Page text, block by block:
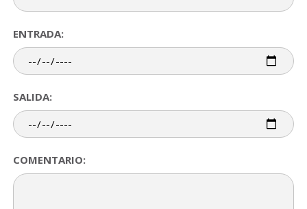
ENTRADA:
SALIDA:
COMENTARIO: